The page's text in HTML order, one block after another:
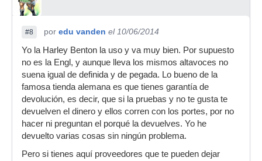
#8 por edu vanden el 10/06/2014
Yo la Harley Benton la uso y va muy bien. Por supuesto
no es la Engl, y aunque lleva los mismos altavoces no
suena igual de definida y de pegada. Lo bueno de la
famosa tienda alemana es que tienes garantía de
devolución, es decir, que si la pruebas y no te gusta te
devuelven el dinero y ellos corren con los portes, por no
hacer ni preguntan el porqué la devuelves. Yo he
devuelto varias cosas sin ningún problema.
Pero si tienes aquí proveedores que te pueden dejar